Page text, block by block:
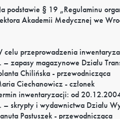
podstawie § 19 „Regulaminu
Akademii Medycznej we
celu przeprowadzenia
– zapasy magazynowe Działu
Chilińska - przewodnicząca
Ciechanowicz - członek
inwentaryzacji: od
– skrypty i wydawnictwa Działu
Pastuszek - przewodnicząca